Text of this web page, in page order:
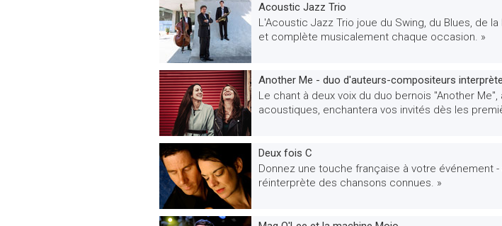
Acoustic Jazz Trio
L'Acoustic Jazz Trio joue du Swing, du Blues, de
et complète musicalement chaque occasion. »
Another Me - duo d'auteurs-compositeurs
Le chant à deux voix du duo bernois "Another
acoustiques, enchantera vos invités dès les
Deux fois C
Donnez une touche française à votre événement
réinterprète des chansons connues. »